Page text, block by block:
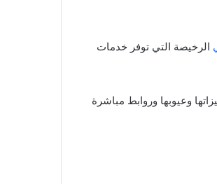
الرخيصة التي توفر خدمات
وعيوبها وروابط مباشرة